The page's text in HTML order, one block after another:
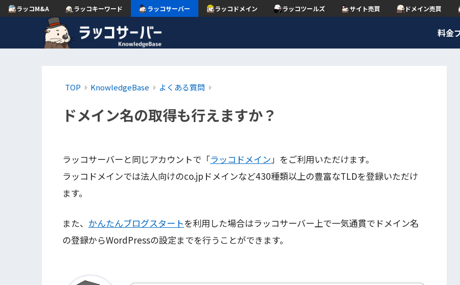
ラッコM&A ラッコキーワード ラッコサーバー ラッコドメイン ラッコツールズ サイト売買 ドメイン売買
料金
TOP KnowledgeBase よくある質問
ドメイン名の取得も行えますか？
ラッコサーバーと同じアカウントで「ラッコドメイン 」をご利用いただけます。
ラッコドメインでは法人向けのco.jpドメインなど430種類以上の豊富なTLDを登録いただけ
ます。
また、 かんたんブログスタートを利用した場合はラッコサーバー上で一気通貫でドメイン名
の登録からWordPressの設定までを行うことができます。